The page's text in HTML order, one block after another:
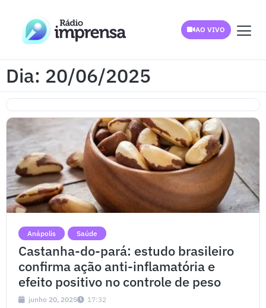
AO VIVO
Dia: 20/06/2025
Anápolis Saúde
Castanha-do-pará: estudo brasileiro
confirma ação anti-inflamatória e
efeito positivo no controle de peso
junho 20, 2025 17:32